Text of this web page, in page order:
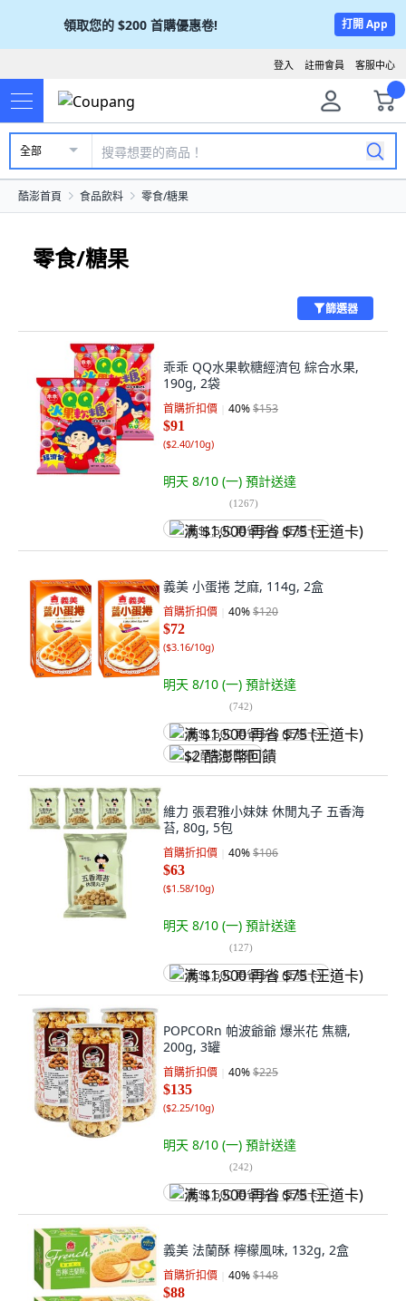
領取您的 $200 首購優惠卷! 打開 App
客服中心
註冊會員
登入
全部
酷澎首頁 食品飲料 零食/糖果
零食/糖果
篩選器
乖乖 QQ水果軟糖經濟包 綜合水果,
190g, 2袋
首購折扣價 40%$153
$91
($2.40/10g)
明天 8/10 (一) 預計送達
(1267)
满 $1,500 再省 $75 (王道卡)
義美 小蛋捲 芝麻, 114g, 2盒
首購折扣價 40%$120
$72
($3.16/10g)
明天 8/10 (一) 預計送達
(742)
满 $1,500 再省 $75 (王道卡)
$2 酷澎幣回饋
維力 張君雅小妹妹 休閒丸子 五香海
苔, 80g, 5包
首購折扣價 40%$106
$63
($1.58/10g)
明天 8/10 (一) 預計送達
(127)
满 $1,500 再省 $75 (王道卡)
POPCORn 帕波爺爺 爆米花 焦糖,
200g, 3罐
首購折扣價 40%$225
$135
($2.25/10g)
明天 8/10 (一) 預計送達
(242)
满 $1,500 再省 $75 (王道卡)
義美 法蘭酥 檸檬風味, 132g, 2盒
首購折扣價 40%$148
$88